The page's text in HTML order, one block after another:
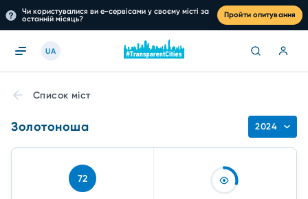
Чи користувалися ви е-сервісами у своєму місті за
останній місяць?
Пройти опитування
UA
Список міст
Золотоноша 2024
72